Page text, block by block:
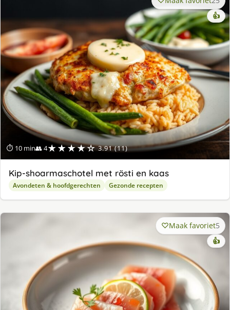
⏱ 10 min👥 4★★★★☆ 3.91 (11)
👍
Kip-shoarmaschotel met rösti en kaas
Avondeten & hoofdgerechten Gezonde recepten
Maak favoriet5
👍